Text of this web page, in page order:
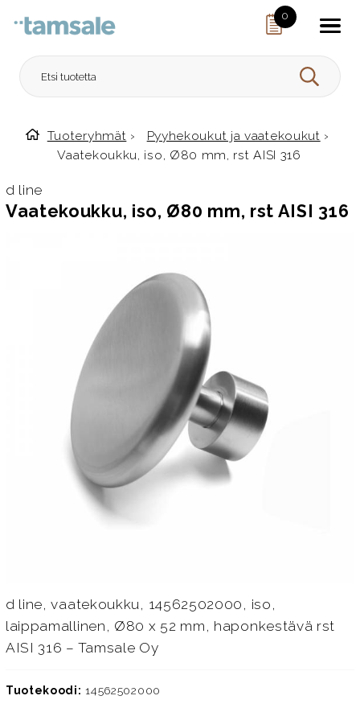
0
HAE
Etusivulle
Tuoteryhmät › Pyyhekoukut ja vaatekoukut ›
Vaatekoukku, iso, Ø80 mm, rst AISI 316
d line
Vaatekoukku, iso, Ø80 mm, rst AISI 316
d line, vaatekoukku, 14562502000, iso,
laippamallinen, Ø80 x 52 mm, haponkestävä rst
AISI 316 – Tamsale Oy
Tuotekoodi: 14562502000